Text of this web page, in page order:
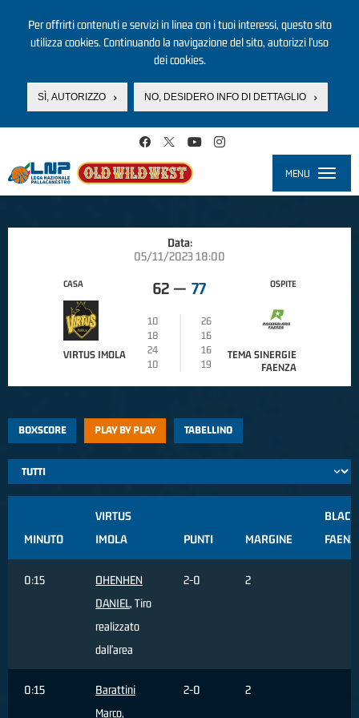
Per offrirti contenuti e servizi in linea con i tuoi interessi, questo sito
utilizza cookies. Continuando la navigazione del sito, autorizzi l’uso
dei cookies.
SÌ, AUTORIZZO NO, DESIDERO INFO DI DETTAGLIO
MENU
Data:
05/11/2023 18:00
CASA
VIRTUS IMOLA
62 — 77
10
26
18
16
24
16
10
19
OSPITE
TEMA SINERGIE
FAENZA
BOXSCORE PLAY BY PLAY TABELLINO
MINUTO
VIRTUS
IMOLA
PUNTI MARGINE
0:15
OHENHEN
DANIEL, Tiro
realizzato
dall'area
2-0 2
0:15
Barattini
Marco,
2-0 2